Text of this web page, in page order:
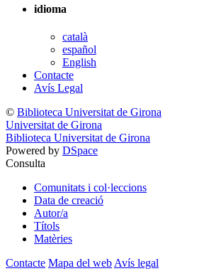
idioma
català
español
English
Contacte
Avís Legal
© Biblioteca Universitat de Girona
Universitat de Girona
Biblioteca Universitat de Girona
Powered by DSpace
Consulta
Comunitats i col·leccions
Data de creació
Autor/a
Títols
Matèries
Contacte Mapa del web Avís legal